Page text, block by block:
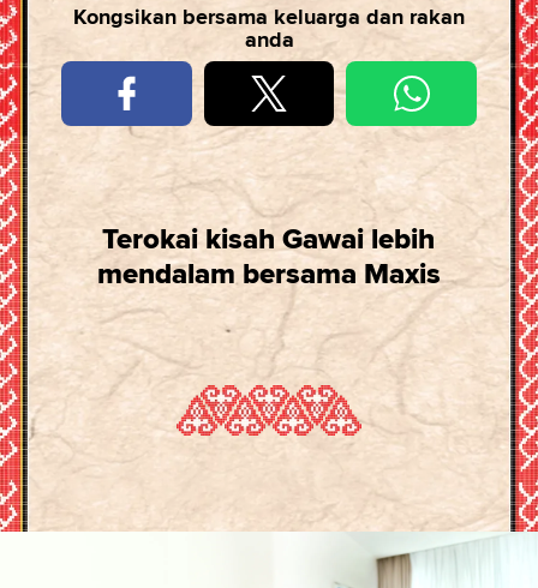
Kongsikan bersama keluarga dan rakan
anda
Terokai kisah Gawai lebih
mendalam bersama Maxis